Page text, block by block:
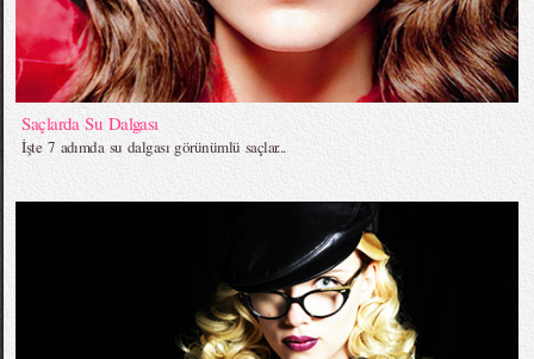
Saçlarda Su Dalgası
İşte 7 adımda su dalgası görünümlü saçlar...